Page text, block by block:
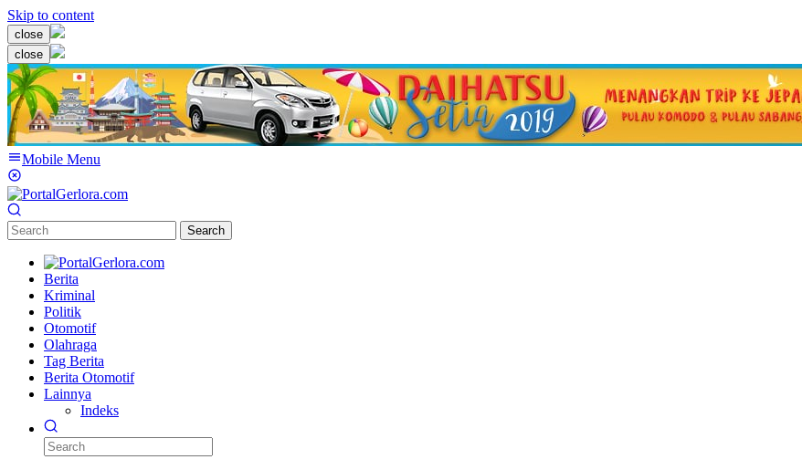
Skip to content
close
close
Mobile Menu
Search
Berita
Kriminal
Politik
Otomotif
Olahraga
Tag Berita
Berita Otomotif
Lainnya
Indeks